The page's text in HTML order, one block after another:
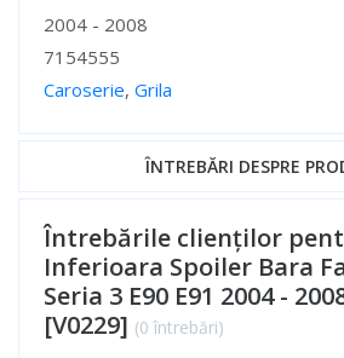
2004 - 2008
7154555
Caroserie, Grila
ÎNTREBĂRI DESPRE
Întrebările clienților
Inferioara Spoiler Bara
Seria 3 E90 E91 2004 -
[V0229] (0 întrebări)